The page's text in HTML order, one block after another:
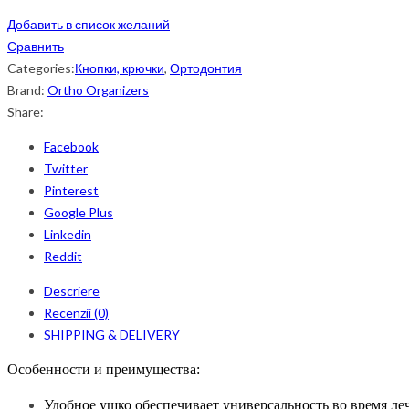
Добавить в список желаний
Сравнить
Categories:Кнопки, крючки, Ортодонтия
Brand: Ortho Organizers
Share:
Facebook
Twitter
Pinterest
Google Plus
Linkedin
Reddit
Descriere
Recenzii (0)
SHIPPING & DELIVERY
Особенности и преимущества:
Удобное ушко обеспечивает универсальность во время